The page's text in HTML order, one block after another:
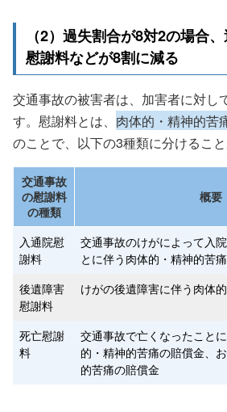
（2）過失割合が8対2の場合
慰謝料などが8割に減る
交通事故の被害者は、加害者に対し
す。慰謝料とは、 肉体的・精神的苦
のことで、以下の3種類に分けること
交通事故
の慰謝料
の種類
概要
入通院慰
謝料
交通事故のけがによって入
とに伴う肉体的・精神的苦
後遺障害
慰謝料
けがの後遺障害に伴う肉体
死亡慰謝
料
交通事故で亡くなったこと
的・精神的苦痛の賠償金、
的苦痛の賠償金